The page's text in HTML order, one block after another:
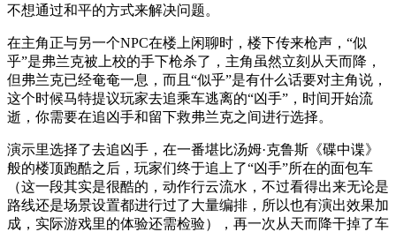
不想通过和平的方式来解决问题。
在主角正与另一个NPC在楼上闲聊时，楼下传来枪声，“似
乎”是弗兰克被上校的手下枪杀了，主角虽然立刻从天而降，
但弗兰克已经奄奄一息，而且“似乎”是有什么话要对主角说，
这个时候马特提议玩家去追乘车逃离的“凶手”，时间开始流
逝，你需要在追凶手和留下救弗兰克之间进行选择。
演示里选择了去追凶手，在一番堪比汤姆·克鲁斯《碟中谍》
般的楼顶跑酷之后，玩家们终于追上了“凶手”所在的面包车
（这一段其实是很酷的，动作行云流水，不过看得出来无论是
路线还是场景设置都进行过了大量编排，所以也有演出效果加
成，实际游戏里的体验还需检验），再一次从天而降干掉了车